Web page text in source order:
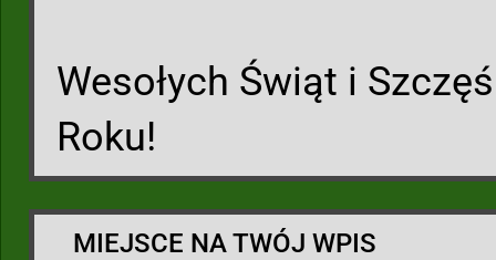
Wesołych Świąt i
Roku!
MIEJSCE NA TWÓJ WPIS